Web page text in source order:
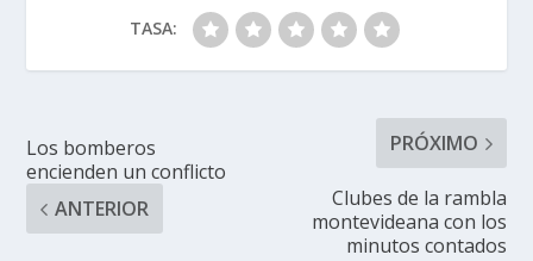
TASA:
Los bomberos
encienden un conflicto
ANTERIOR
PRÓXIMO
Clubes de la rambla
montevideana con los
minutos contados